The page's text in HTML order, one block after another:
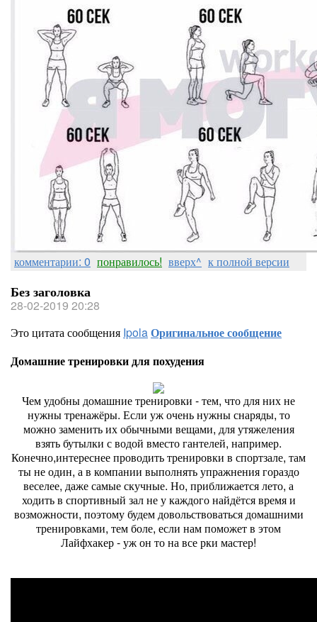
комментарии: 0 понравилось! вверх^ к полной версии
Без заголовка
28-02-2019 20:28
Это цитата сообщения IpolaОригинальное сообщение
Домашние тренировки для похудения
Чем удобны домашние тренировки - тем, что для них не
нужны тренажёры. Если уж очень нужны снаряды, то
можно заменить их обычными вещами, для утяжеления
взять бутылки с водой вместо гантелей, например.
Конечно,интереснее проводить тренировки в спортзале, там
ты не один, а в компании выполнять упражнения гораздо
веселее, даже самые скучные. Но, приближается лето, а
ходить в спортивный зал не у каждого найдётся время и
возможности, поэтому будем довольствоваться домашними
тренировками, тем боле, если нам поможет в этом
Лайфхакер - уж он то на все рки мастер!